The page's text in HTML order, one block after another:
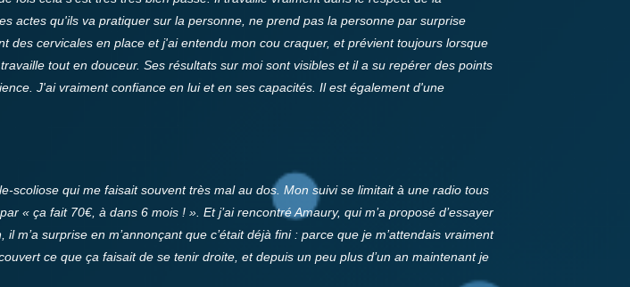
actes qu'ils va pratiquer sur la personne, ne prend pas la personne par surprise
cervicales en place et j'ai entendu mon cou craquer, et prévient toujours lorsque
tout en douceur. Ses résultats sur moi sont visibles et il a su repérer des points
J'ai vraiment confiance en lui et en ses capacités. Il est également d'une
scoliose qui me faisait souvent très mal au dos. Mon suivi se limitait à une radio tous
« ça fait 70€, à dans 6 mois ! ». Et j’ai rencontré Amaury, qui m’a proposé d’essayer
surprise en m’annonçant que c’était déjà fini : parce que je m’attendais vraiment
ce que ça faisait de se tenir droite, et depuis un peu plus d’un an maintenant je